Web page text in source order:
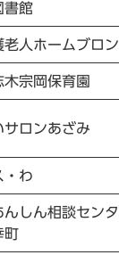
書館
老人ホームブロン
木宗岡保育園
サロンあざみ
・わ
んしん相談センタ
町